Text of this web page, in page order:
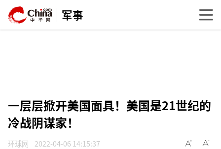
军事
一层层掀开美国面具！美国是21世纪的
冷战阴谋家！
环球网 2022-04-06 14:15:37